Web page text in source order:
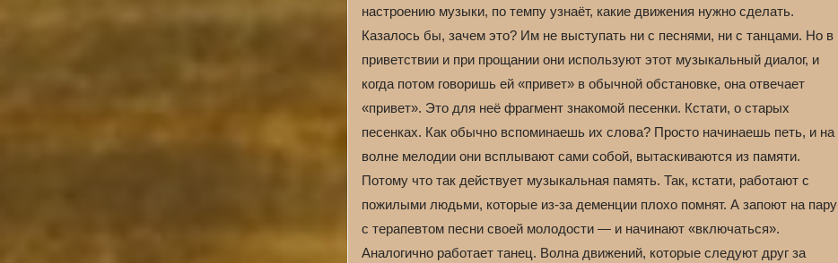
настроению музыки, по темпу узнаёт, какие движения нужно сделать.
Казалось бы, зачем это? Им не выступать ни с песнями, ни с танцами. Но в
приветствии и при прощании они используют этот музыкальный диалог, и
когда потом говоришь ей «привет» в обычной обстановке, она отвечает
«привет». Это для неё фрагмент знакомой песенки. Кстати, о старых
песенках. Как обычно вспоминаешь их слова? Просто начинаешь петь, и на
волне мелодии они всплывают сами собой, вытаскиваются из памяти.
Потому что так действует музыкальная память. Так, кстати, работают с
пожилыми людьми, которые из-за деменции плохо помнят. А запоют на пару
с терапевтом песни своей молодости — и начинают «включаться».
Аналогично работает танец. Волна движений, которые следуют друг за